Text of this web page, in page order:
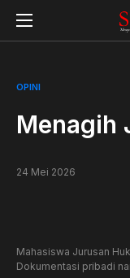
OPINI
Menagih
24 Mei 2026
Mahasiswa Jurusan
Dokumentasi pribadi